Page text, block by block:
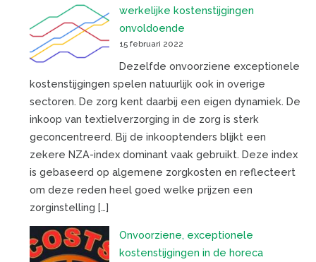
werkelijke kostenstijgingen
onvoldoende
15 februari 2022
Dezelfde onvoorziene exceptionele
kostenstijgingen spelen natuurlijk ook in overige
sectoren. De zorg kent daarbij een eigen dynamiek. De
inkoop van textielverzorging in de zorg is sterk
geconcentreerd. Bij de inkooptenders blijkt een
zekere NZA-index dominant vaak gebruikt. Deze index
is gebaseerd op algemene zorgkosten en reflecteert
om deze reden heel goed welke prijzen een
zorginstelling […]
Onvoorziene, exceptionele
kostenstijgingen in de horeca